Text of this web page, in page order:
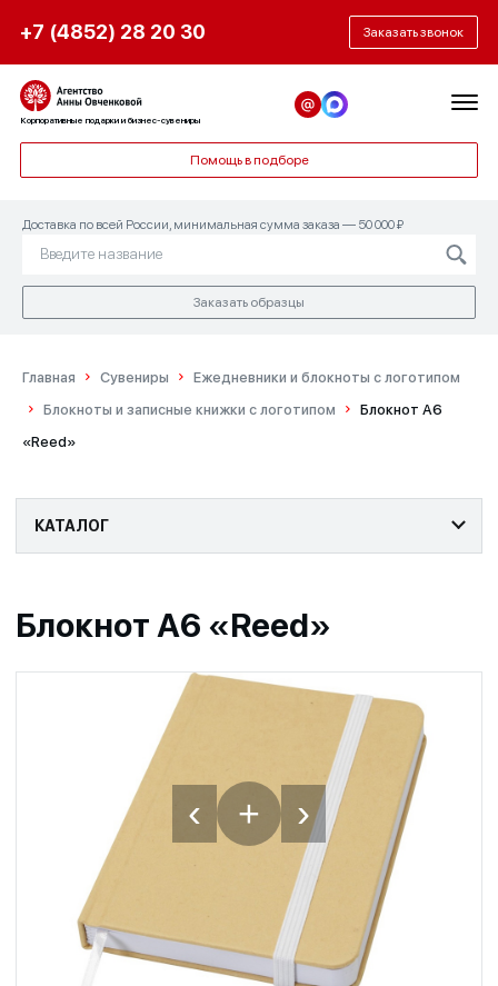
+7 (4852) 28 20 30 Заказать звонок
Корпоративные подарки и бизнес-сувениры
Помощь в подборе
Доставка по всей России, минимальная сумма заказа — 50 000 ₽
Заказать образцы
Главная Сувениры
Ежедневники и блокноты с логотипом
Блокноты и записные книжки с логотипом
Блокнот А6
«Reed»
КАТАЛОГ
Блокнот А6 «Reed»
‹ + ›